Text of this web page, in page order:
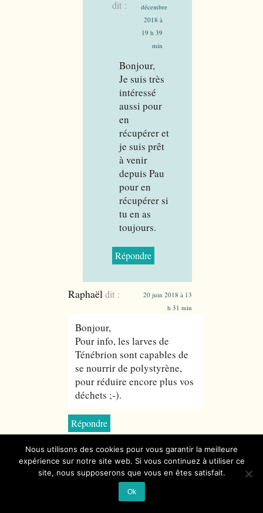
dit :
décembre
2018 à
19 h 39
min
Bonjour,
Je suis très
intéressé
aussi pour
en
récupérer et
je suis prêt
à venir
depuis Pau
pour en
récupérer si
tu en as
toujours.
Répondre
Raphaëldit :
20 juin 2018 à 13
h 31 min
Bonjour,
Pour info, les larves de
Ténébrion sont capables de
se nourrir de polystyrène,
pour réduire encore plus vos
déchets ;-).
Répondre
nl dit :
24 juillet 2018 à
12 h 00 min
Est-ce qu’on pourrait faire
un élevage de cétoine à la
Nous utilisons des cookies pour vous garantir la meilleure
expérience sur notre site web. Si vous continuez à utiliser ce
site, nous supposerons que vous en êtes satisfait.
Ok